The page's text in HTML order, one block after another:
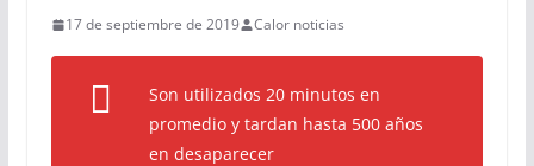
17 de septiembre de 2019 Calor noticias
Son utilizados 20 minutos en
promedio y tardan hasta 500 años
en desaparecer